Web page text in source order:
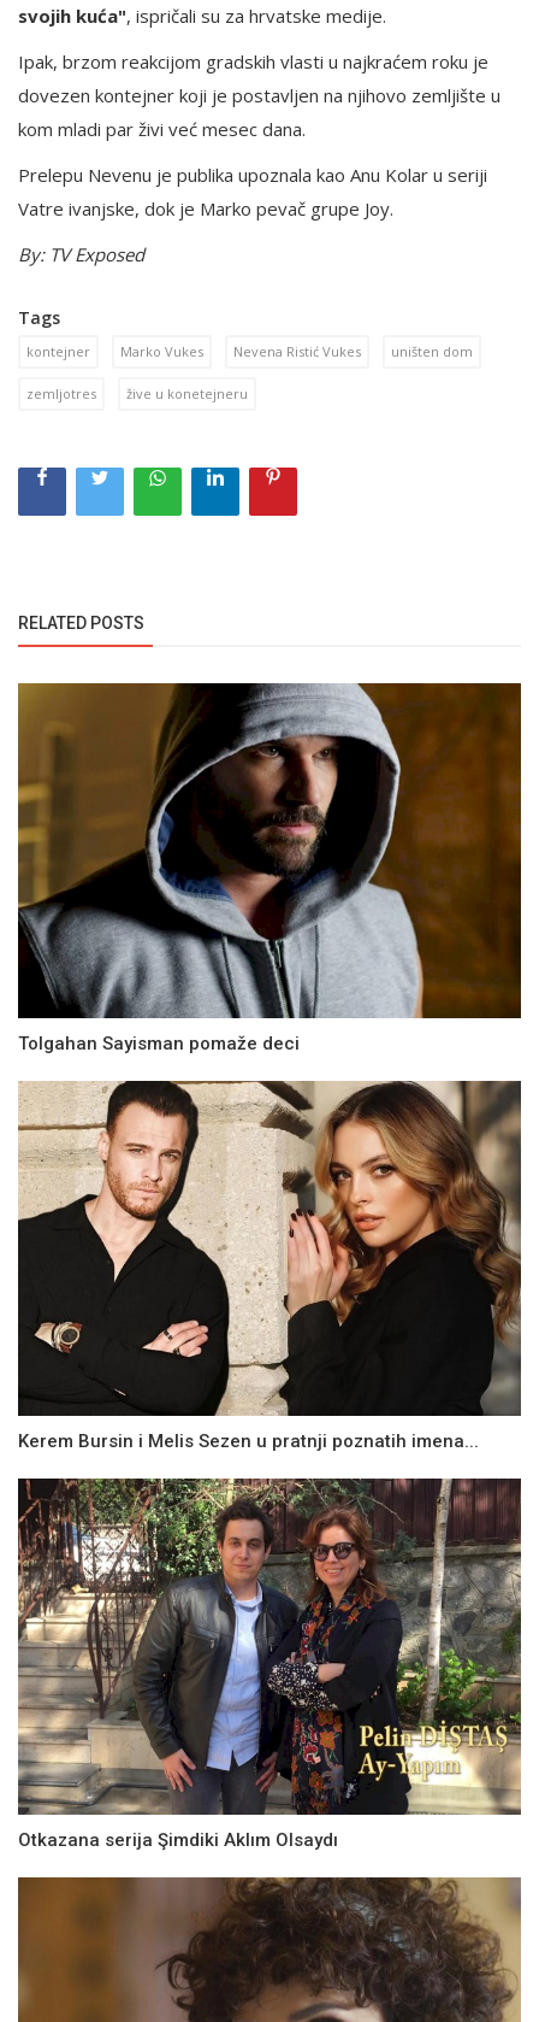
svojih kuća", ispričali su za hrvatske medije.
Ipak, brzom reakcijom gradskih vlasti u najkraćem roku je
dovezen kontejner koji je postavljen na njihovo zemljište u
kom mladi par živi već mesec dana.
Prelepu Nevenu je publika upoznala kao Anu Kolar u seriji
Vatre ivanjske, dok je Marko pevač grupe Joy.
By: TV Exposed
Tags
kontejner Marko Vukes Nevena Ristić Vukes uništen dom
zemljotres žive u konetejneru
RELATED POSTS
Tolgahan Sayisman pomaže deci
Kerem Bursin i Melis Sezen u pratnji poznatih imena...
Otkazana serija Şimdiki Aklım Olsaydı